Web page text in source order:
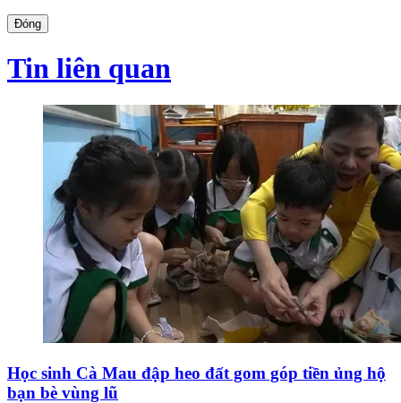
Đóng
Tin liên quan
Học sinh Cà Mau đập heo đất gom góp tiền ủng hộ
bạn bè vùng lũ